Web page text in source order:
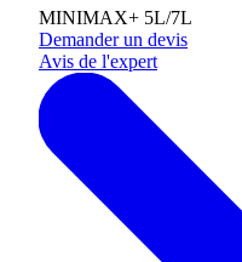
MINIMAX+ 5L/7L
Demander un devis
Avis de l'expert